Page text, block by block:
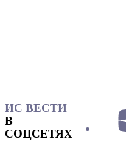
ИС ВЕСТИ
В
СОЦСЕТЯХ